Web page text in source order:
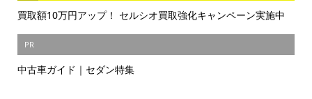
買取額10万円アップ！ セルシオ買取強化キャンペーン実施中
PR
中古車ガイド｜セダン特集